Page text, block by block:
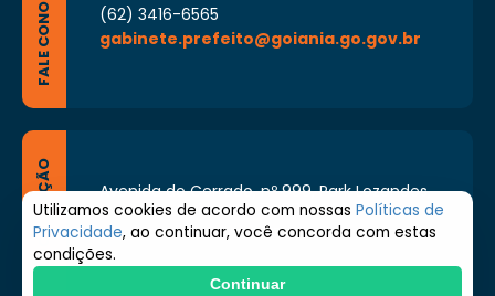
FALE CONOSCO
(62) 3416-6565
gabinete.prefeito@goiania.go.gov.br
LOCALIZAÇÃO
Avenida do Cerrado, nº 999, Park Lozandes,
Goiânia - Goiás CEP: 74884-092
Segunda à Sexta de 8h às 17h
Utilizamos cookies de acordo com nossas Políticas de
Privacidade, ao continuar, você concorda com estas
condições.
Continuar